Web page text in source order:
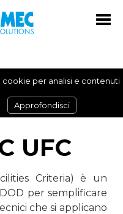
cookie per analisi e contenuti
Approfondisci
UFC
Criteria) è un
per semplificare
che si applicano